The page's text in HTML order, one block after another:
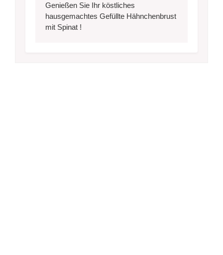
Genießen Sie Ihr köstliches
hausgemachtes Gefüllte Hähnchenbrust
mit Spinat !